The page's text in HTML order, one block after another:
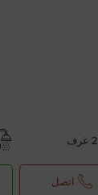
2 غرف
اتصل